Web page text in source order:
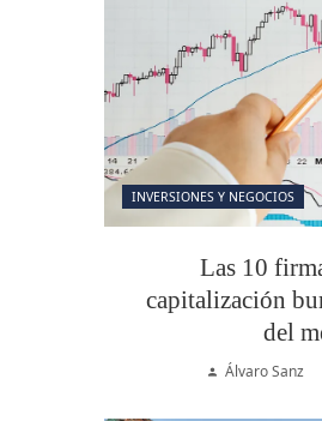
INVERSIONES Y NEGOCIOS
Las 10
capitalización
del
Álvaro Sanz